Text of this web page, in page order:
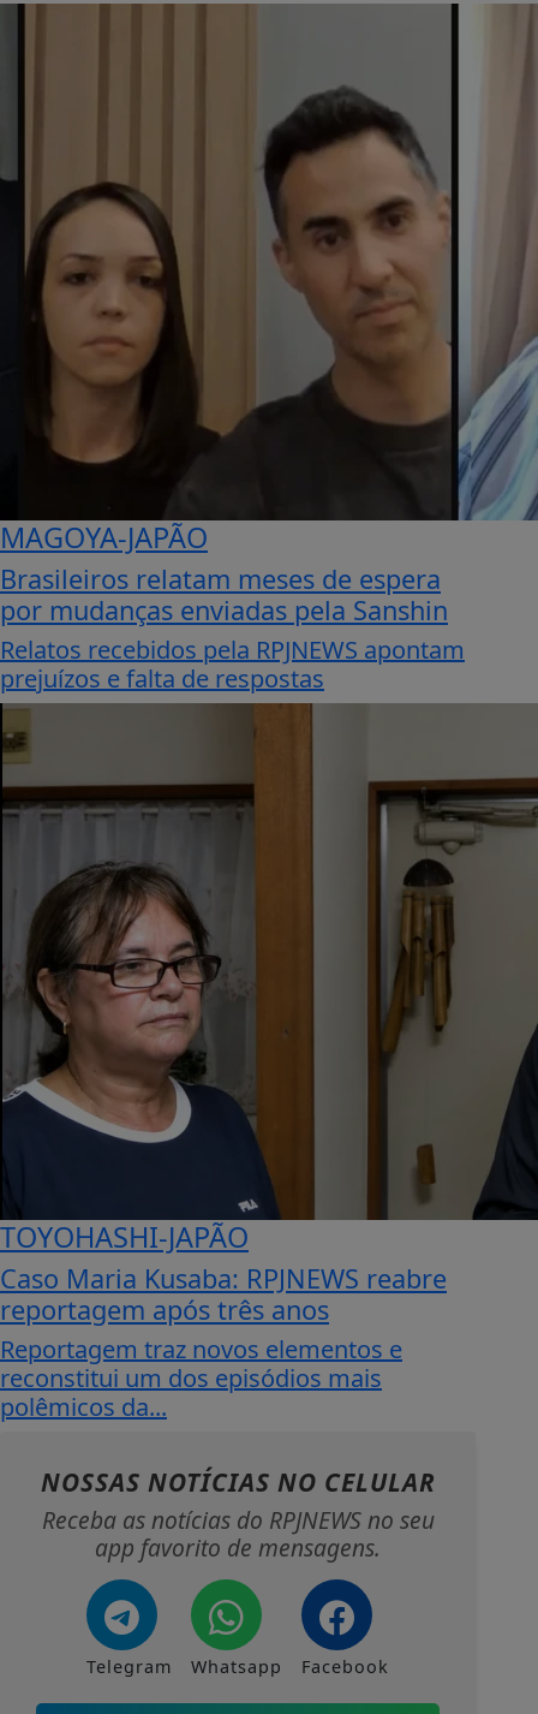
MAGOYA-JAPÃO
Brasileiros relatam meses de espera
por mudanças enviadas pela Sanshin
Relatos recebidos pela RPJNEWS apontam
prejuízos e falta de respostas
TOYOHASHI-JAPÃO
Caso Maria Kusaba: RPJNEWS reabre
reportagem após três anos
Reportagem traz novos elementos e
reconstitui um dos episódios mais
polêmicos da...
NOSSAS NOTÍCIAS NO CELULAR
Receba as notícias do RPJNEWS no seu
app favorito de mensagens.
Telegram Whatsapp Facebook